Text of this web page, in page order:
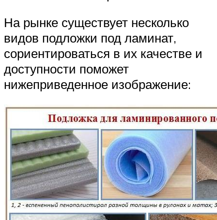
На рынке существует несколько
видов подложки под ламинат,
сориентироваться в их качестве и
доступности поможет
нижеприведенное изображение: